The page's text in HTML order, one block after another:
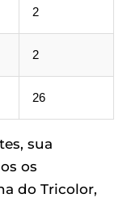
2
2
26
sua
os
do Tricolor,